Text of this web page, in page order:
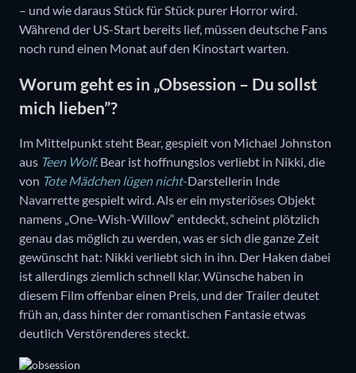
– und wie daraus Stück für Stück purer Horror wird.
Während der US-Start bereits lief, müssen deutsche Fans
noch rund einen Monat auf den Kinostart warten.
Worum geht es in „Obsession – Du sollst
mich lieben”?
Im Mittelpunkt steht Bear, gespielt von Michael Johnston
aus Teen Wolf. Bear ist hoffnungslos verliebt in Nikki, die
von Tote Mädchen lügen nicht-Darstellerin Inde
Navarrette gespielt wird. Als er ein mysteriöses Objekt
namens „One-Wish-Willow“ entdeckt, scheint plötzlich
genau das möglich zu werden, was er sich die ganze Zeit
gewünscht hat: Nikki verliebt sich in ihn. Der Haken dabei
ist allerdings ziemlich schnell klar. Wünsche haben in
diesem Film offenbar einen Preis, und der Trailer deutet
früh an, dass hinter der romantischen Fantasie etwas
deutlich Verstörenderes steckt.